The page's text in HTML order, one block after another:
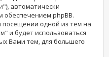
автоматически
phpBB.
посещении одной из тем на
и будет использоваться
Вами тем, для большего